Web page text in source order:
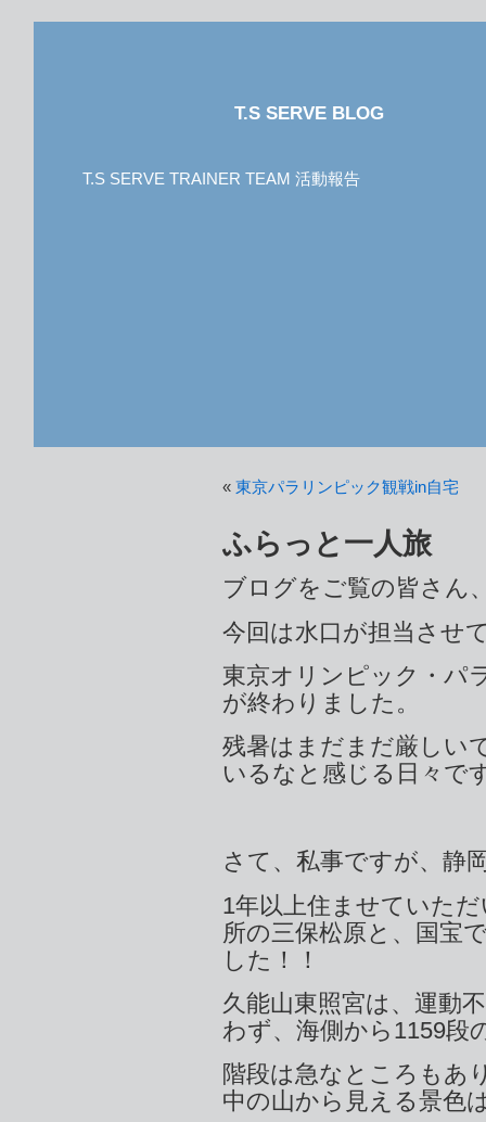
T.S SERVE BLOG
T.S SERVE TRAINER TEAM 活動報告
« 東京パラリンピック観戦in自宅
ふらっと一人旅
ブログをご覧の皆さん
今回は水口が担当させ
東京オリンピック・パ
が終わりました。
残暑はまだまだ厳しい
いるなと感じる日々で
さて、私事ですが、静
1年以上住ませていた
所の三保松原と、国宝
した！！
久能山東照宮は、運動
わず、海側から1159段
階段は急なところもあ
中の山から見える景色